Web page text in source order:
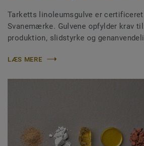
Tarketts linoleumsgulve er
Svanemærke. Gulvene opfylder krav
produktion, slidstyrke og
LÆS MERE